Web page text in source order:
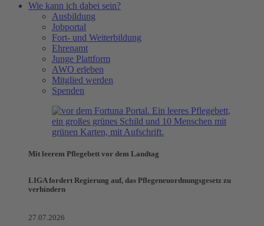
Wie kann ich dabei sein?
Ausbildung
Jobportal
Fort- und Weiterbildung
Ehrenamt
Junge Plattform
AWO erleben
Mitglied werden
Spenden
Mit leerem Pflegebett vor dem Landtag
LIGA fordert Regierung auf, das Pflegeneuordnungsgesetz zu
verhindern
27.07.2026